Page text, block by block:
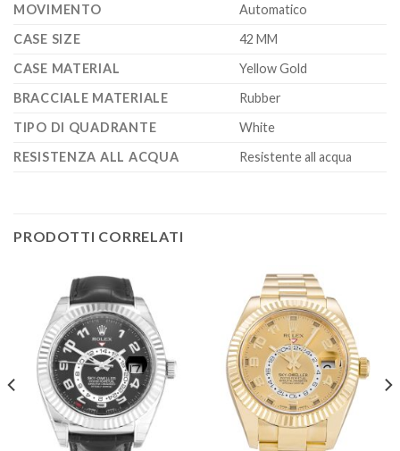
MOVIMENTO
Automatico
CASE SIZE
42 MM
CASE MATERIAL
Yellow Gold
BRACCIALE MATERIALE
Rubber
TIPO DI QUADRANTE
White
RESISTENZA ALL ACQUA
Resistente all acqua
PRODOTTI CORRELATI